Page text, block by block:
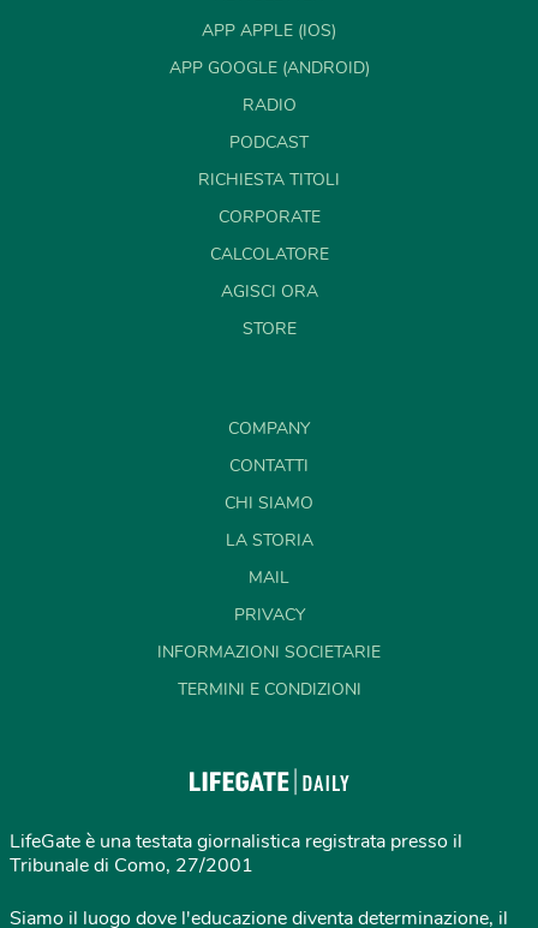
APP APPLE (IOS)
APP GOOGLE (ANDROID)
RADIO
PODCAST
RICHIESTA TITOLI
CORPORATE
CALCOLATORE
AGISCI ORA
STORE
COMPANY
CONTATTI
CHI SIAMO
LA STORIA
MAIL
PRIVACY
INFORMAZIONI SOCIETARIE
TERMINI E CONDIZIONI
LifeGate è una testata giornalistica registrata presso il
Tribunale di Como, 27/2001
Siamo il luogo dove l'educazione diventa determinazione, il